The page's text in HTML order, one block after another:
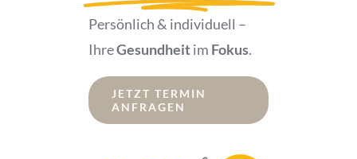
Persönlich & individuell –
IhreGesundheitim Fokus.
JETZT TERMIN
ANFRAGEN